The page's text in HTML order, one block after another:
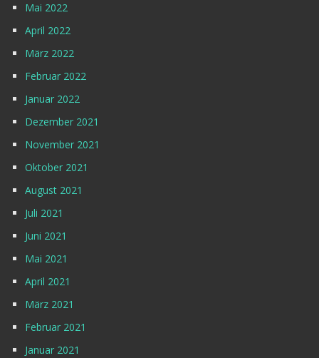
Mai 2022
April 2022
März 2022
Februar 2022
Januar 2022
Dezember 2021
November 2021
Oktober 2021
August 2021
Juli 2021
Juni 2021
Mai 2021
April 2021
März 2021
Februar 2021
Januar 2021